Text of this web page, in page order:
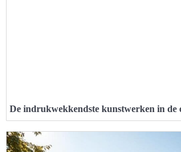
De indrukwekkendste kunstwerken in de